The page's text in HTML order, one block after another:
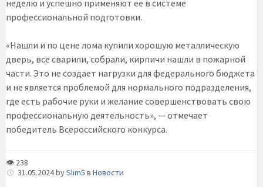
неделю и успешно применяют ее в системе
профессиональной подготовки.
«Нашли и по цене лома купили хорошую металлическую
дверь, все сварили, собрали, кирпичи нашли в пожарной
части. Это не создает нагрузки для федерального бюджета
и не является проблемой для нормального подразделения,
где есть рабочие руки и желание совершенствовать свою
профессиональную деятельность», — отмечает
победитель Всероссийского конкурса.
👁 238
31.05.2024bySlim5 в Новости